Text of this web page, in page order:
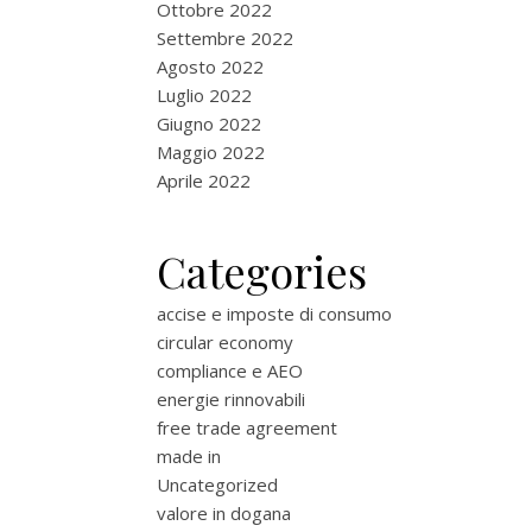
Ottobre 2022
Settembre 2022
Agosto 2022
Luglio 2022
Giugno 2022
Maggio 2022
Aprile 2022
Categories
accise e imposte di consumo
circular economy
compliance e AEO
energie rinnovabili
free trade agreement
made in
Uncategorized
valore in dogana